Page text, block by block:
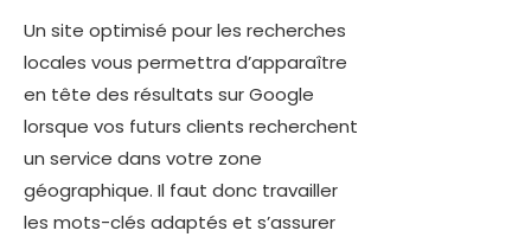
Un site optimisé pour les recherches
locales vous permettra d’apparaître
en tête des résultats sur Google
lorsque vos futurs clients recherchent
un service dans votre zone
géographique. Il faut donc travailler
les mots-clés adaptés et s’assurer